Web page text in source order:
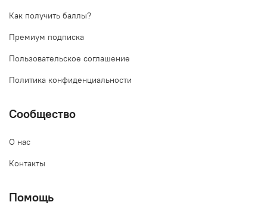
Как получить баллы?
Премиум подписка
Пользовательское соглашение
Политика конфиденциальности
Сообщество
О нас
Контакты
Помощь